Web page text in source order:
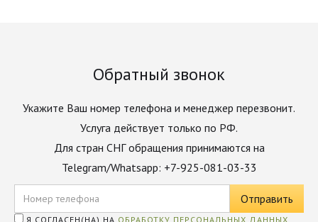
Обратный звонок
Укажите Ваш номер телефона и менеджер перезвонит.
Услуга действует только по РФ.
Для стран СНГ обращения принимаются на
Telegram/Whatsapp: +7-925-081-03-33
Я СОГЛАСЕН(НА) НА ОБРАБОТКУ ПЕРСОНАЛЬНЫХ ДАННЫХ